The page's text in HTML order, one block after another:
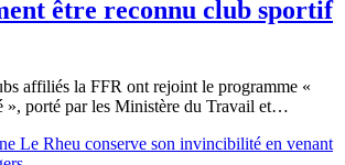
être reconnu club sportif
affiliés la FFR ont rejoint le programme «
», porté par les Ministère du Travail et…